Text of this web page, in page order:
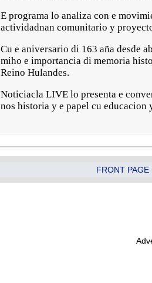
E programa lo analiza con e
actividadnan comunitario y
Cu e aniversario di 163 aña desde
miho e importancia di memoria
Reino Hulandes.
Noticiacla LIVE lo presenta e
nos historia y e papel cu educacion
FRONT PAGE